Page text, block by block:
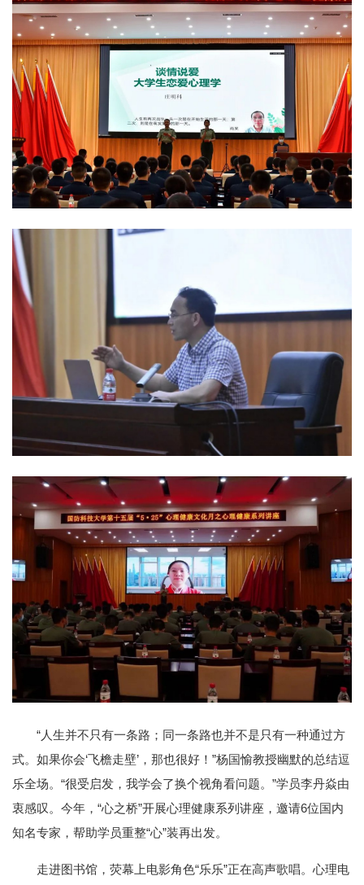
“人生并不只有一条路；同一条路也并不是只有一种通过方
式。如果你会‘飞檐走壁’，那也很好！”杨国愉教授幽默的总结逗
乐全场。“很受启发，我学会了换个视角看问题。”学员李丹焱由
衷感叹。今年，“心之桥”开展心理健康系列讲座，邀请6位国内
知名专家，帮助学员重整“心”装再出发。
走进图书馆，荧幕上电影角色“乐乐”正在高声歌唱。心理电